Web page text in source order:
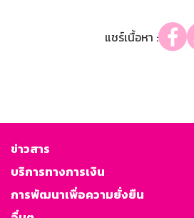
แชร์เนื้อหา :
ข่าวสาร
บริการทางการเงิน
การพัฒนาเพื่อความยั่งยืน